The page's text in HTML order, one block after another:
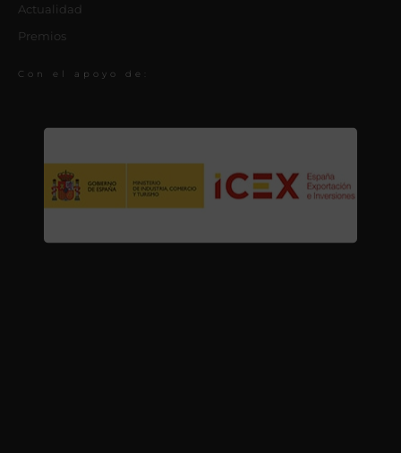
Actualidad
Premios
Con el apoyo de: